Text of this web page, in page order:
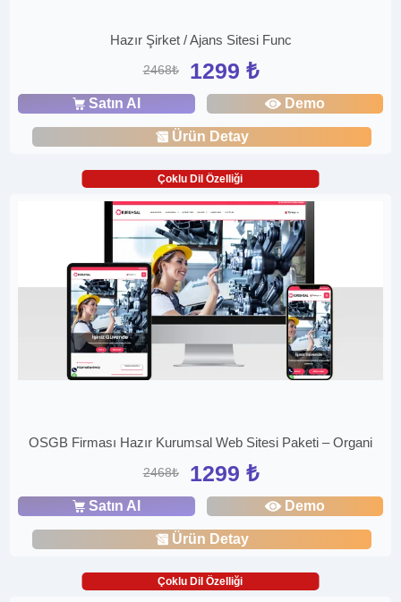
Hazır Şirket / Ajans Sitesi Func
2468₺ 1299 ₺
Satın Al Demo
Ürün Detay
Çoklu Dil Özelliği
OSGB Firması Hazır Kurumsal Web Sitesi Paketi – Organi
2468₺ 1299 ₺
Satın Al Demo
Ürün Detay
Çoklu Dil Özelliği